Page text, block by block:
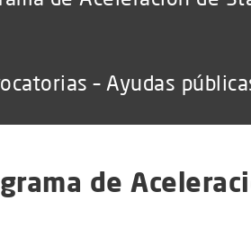
– Ayudas
de